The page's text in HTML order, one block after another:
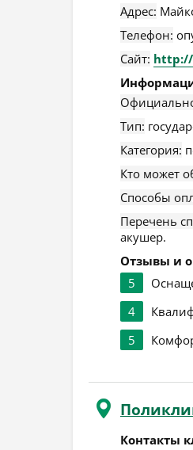
Адрес:
Телефон:
Сайт: http://
Тип:
Категория:
Кто может
Способы
Перечень
акушер.
Отзывы и
5
4
5
Контакты